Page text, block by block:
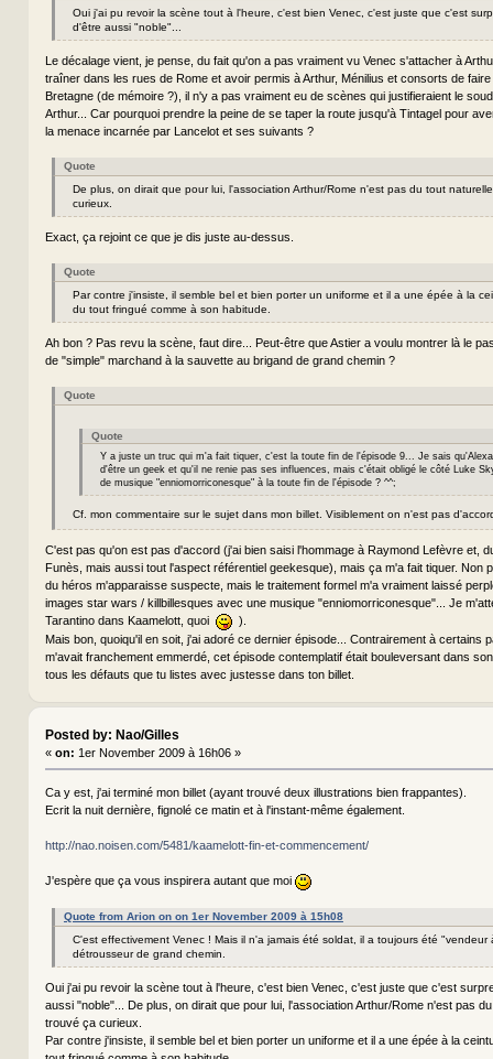
Oui j'ai pu revoir la scène tout à l'heure, c'est bien Venec, c'est juste que c'est
d'être aussi "noble"...
Le décalage vient, je pense, du fait qu'on a pas vraiment vu Venec s'attacher à
traîner dans les rues de Rome et avoir permis à Arthur, Ménilius et consorts de
Bretagne (de mémoire ?), il n'y a pas vraiment eu de scènes qui justifieraient le
Arthur... Car pourquoi prendre la peine de se taper la route jusqu'à Tintagel pour
la menace incarnée par Lancelot et ses suivants ?
Quote
De plus, on dirait que pour lui, l'association Arthur/Rome n'est pas du tout
curieux.
Exact, ça rejoint ce que je dis juste au-dessus.
Quote
Par contre j'insiste, il semble bel et bien porter un uniforme et il a une épée à la
du tout fringué comme à son habitude.
Ah bon ? Pas revu la scène, faut dire... Peut-être que Astier a voulu montrer là le
de "simple" marchand à la sauvette au brigand de grand chemin ?
Quote
Quote
Y a juste un truc qui m'a fait tiquer, c'est la toute fin de l'épisode 9... Je sais
d'être un geek et qu'il ne renie pas ses influences, mais c'était obligé le côté Luke
de musique "enniomorriconesque" à la toute fin de l'épisode ? ^^;
Cf. mon commentaire sur le sujet dans mon billet. Visiblement on n'est pas
C'est pas qu'on est pas d'accord (j'ai bien saisi l'hommage à Raymond Lefèvre et,
Funès, mais aussi tout l'aspect référentiel geekesque), mais ça m'a fait tiquer. Non
du héros m'apparaisse suspecte, mais le traitement formel m'a vraiment laissé
images star wars / killbillesques avec une musique "enniomorriconesque"... Je
Tarantino dans Kaamelott, quoi
).
Mais bon, quoiqu'il en soit, j'ai adoré ce dernier épisode... Contrairement à certains
m'avait franchement emmerdé, cet épisode contemplatif était bouleversant dans
tous les défauts que tu listes avec justesse dans ton billet.
Posted by: Nao/Gilles
« on: 1er November 2009 à 16h06 »
Ca y est, j'ai terminé mon billet (ayant trouvé deux illustrations bien frappantes).
Ecrit la nuit dernière, fignolé ce matin et à l'instant-même également.
http://nao.noisen.com/5481/kaamelott-fin-et-commencement/
J'espère que ça vous inspirera autant que moi
Quote from Arion on on 1er November 2009 à 15h08
C'est effectivement Venec ! Mais il n'a jamais été soldat, il a toujours été "vendeur
détrousseur de grand chemin.
Oui j'ai pu revoir la scène tout à l'heure, c'est bien Venec, c'est juste que c'est
aussi "noble"... De plus, on dirait que pour lui, l'association Arthur/Rome n'est pas
trouvé ça curieux.
Par contre j'insiste, il semble bel et bien porter un uniforme et il a une épée à la